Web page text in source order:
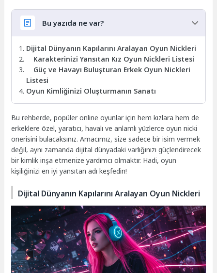
Bu yazıda ne var?
Dijital Dünyanın Kapılarını Aralayan Oyun Nickleri
Karakterinizi Yansıtan Kız Oyun Nickleri Listesi
Güç ve Havayı Buluşturan Erkek Oyun Nickleri
Listesi
Oyun Kimliğinizi Oluşturmanın Sanatı
Bu rehberde, popüler online oyunlar için hem kızlara hem de
erkeklere özel, yaratıcı, havalı ve anlamlı yüzlerce oyun nicki
önerisini bulacaksınız. Amacımız, size sadece bir isim vermek
değil, aynı zamanda dijital dünyadaki varlığınızı güçlendirecek
bir kimlik inşa etmenize yardımcı olmaktır. Hadi, oyun
kişiliğinizi en iyi yansıtan adı keşfedin!
Dijital Dünyanın Kapılarını Aralayan Oyun Nickleri